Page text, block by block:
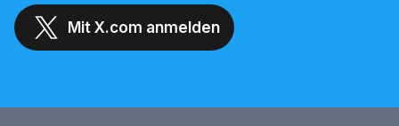
Mit X.com anmelden